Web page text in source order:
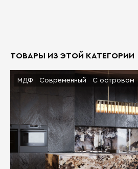
ТОВАРЫ ИЗ ЭТОЙ КАТЕГОРИИ
МДФ Современный С островом